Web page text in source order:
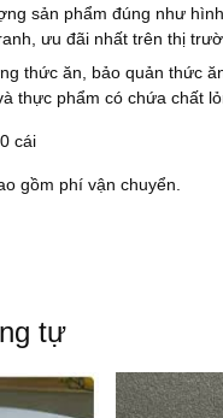
sản phẩm đúng như hình
ưu đãi nhất trên thị
thức ăn, bảo quản thức
thực phẩm có chứa chất
cái
gồm phí vận chuyển.
tự